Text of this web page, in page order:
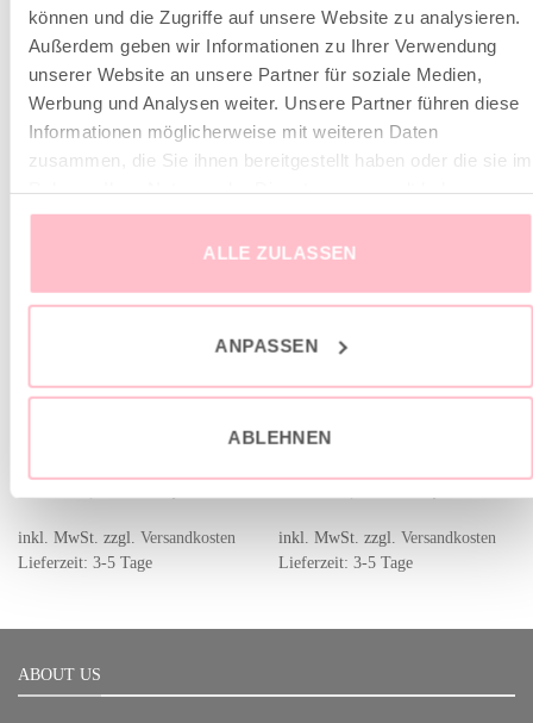
können und die Zugriffe auf unsere Website zu analysieren.
Außerdem geben wir Informationen zu Ihrer Verwendung
unserer Website an unsere Partner für soziale Medien,
Werbung und Analysen weiter. Unsere Partner führen diese
Informationen möglicherweise mit weiteren Daten
zusammen, die Sie ihnen bereitgestellt haben oder die sie im
ALLE ZULASSEN
ANPASSEN
ABLEHNEN
ÄHNLICHE PRODUKTE
sale
159,00€ Ursprünglicher
Preis
159,00 €
79,00€Aktueller
Preis
inkl. MwSt. zzgl. Versandkosten
Lieferzeit: 3-5 Tage
sale
249,00€ Ursprünglicher
Preis
249,00 €
79,00€Preis
inkl. MwSt. zzgl. Versandkosten
Lieferzeit: 3-5 Tage
ABOUT US